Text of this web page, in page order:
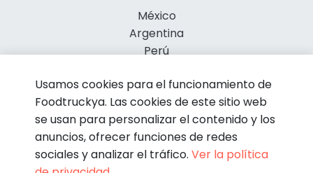
México
Argentina
Perú
Usamos cookies para el funcionamiento de
Foodtruckya. Las cookies de este sitio web
se usan para personalizar el contenido y los
anuncios, ofrecer funciones de redes
sociales y analizar el tráfico. Ver la política